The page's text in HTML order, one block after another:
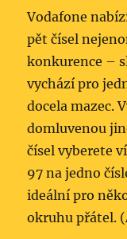
Vodafone
pět čísel
konkurence –
vychází pro
docela mazec.
domluvenou
čísel vyberete
97 na jedno
ideální pro
okruhu přátel.